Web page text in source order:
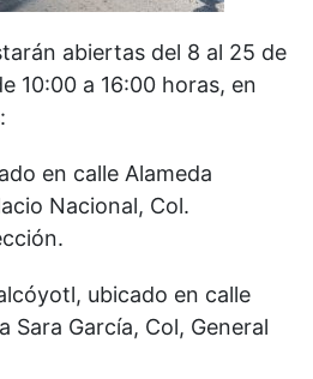
abiertas del 8 al 25 de
10:00 a 16:00 horas, en
en calle Alameda
Nacional, Col.
ubicado en calle
Sara García, Col, General